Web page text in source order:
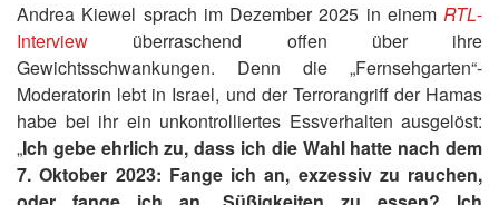
Andrea Kiewel sprach im Dezember 2025 in einem RTL-
Interview überraschend offen über ihre
Gewichtsschwankungen. Denn die „Fernsehgarten“-
Moderatorin lebt in Israel, und der Terrorangriff der Hamas
habe bei ihr ein unkontrolliertes Essverhalten ausgelöst:
„Ich gebe ehrlich zu, dass ich die Wahl hatte nach dem
7. Oktober 2023: Fange ich an, exzessiv zu rauchen,